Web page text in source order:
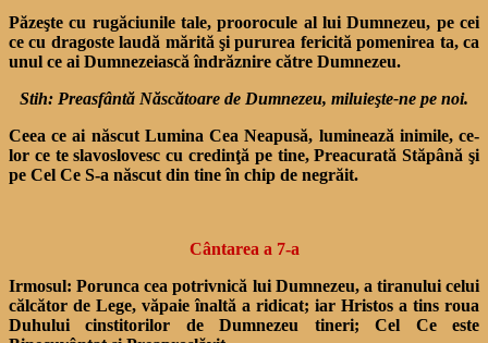
Păzeşte cu rugăciunile tale, proorocule al lui Dumnezeu, pe cei
ce cu dragoste laudă mărită şi pururea fericită pomenirea ta, ca
unul ce ai Dumnezeiască îndrăznire către Dumnezeu.
Stih: Preasfântă Născătoare de Dumnezeu, miluieşte-ne pe noi.
Ceea ce ai născut Lumina Cea Neapusă, luminează inimile, ce­
lor ce te slavoslovesc cu credin­ţă pe tine, Preacurată Stăpână şi
pe Cel Ce S-a născut din tine în chip de negrăit.
Cântarea a 7-a
Irmosul:Porunca cea potrivnică lui Dumnezeu, a tiranului celui
călcător de Lege, văpaie înaltă a ridicat; iar Hristos a tins roua
Duhului cinstitorilor de Dumnezeu tineri; Cel Ce este